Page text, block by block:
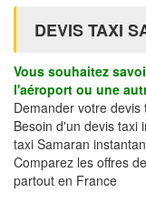
DEVIS TAXI
Vous souhaitez
l'aéroport ou une
Demander votre
Besoin d'un devis taxi
taxi Samaran
Comparez les offres
partout en France